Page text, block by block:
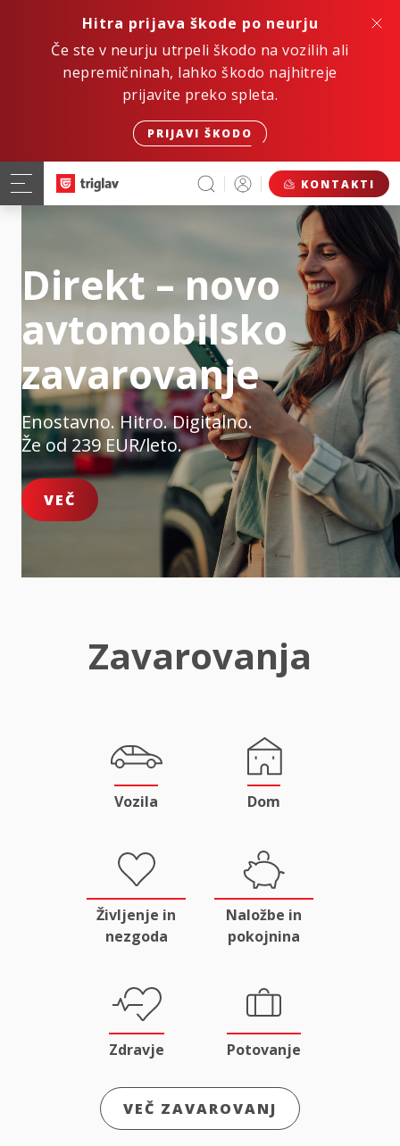
Hitra prijava škode po neurju
Če ste v neurju utrpeli škodo na vozilih ali
nepremičninah, lahko škodo najhitreje
prijavite preko spleta.
PRIJAVI ŠKODO
KONTAKTI
Direkt – novo
avtomobilsko
zavarovanje
Enostavno. Hitro. Digitalno.
Že od 239 EUR/leto.
VEČ
Zavarovanja
Vozila Dom
Življenje in
nezgoda
Naložbe in
pokojnina
Zdravje Potovanje
VEČ ZAVAROVANJ